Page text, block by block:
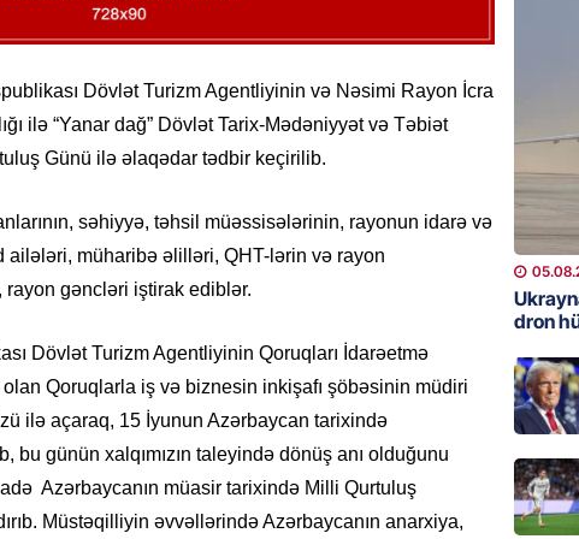
Dövlət Turizm Agentliyinin və Nəsimi Rayon İcra
ilə “Yanar dağ” Dövlət Tarix-Mədəniyyət və Təbiət
Günü ilə əlaqədar tədbir keçirilib.
səhiyyə, təhsil müəssisələrinin, rayonun idarə və
ailələri, müharibə əlilləri, QHT-lərin və rayon
gəncləri iştirak ediblər.
Dövlət Turizm Agentliyinin Qoruqları İdarəetmə
Qoruqlarla iş və biznesin inkişafı şöbəsinin müdiri
ilə açaraq, 15 İyunun Azərbaycan tarixində
bu günün xalqımızın taleyində dönüş anı olduğunu
Azərbaycanın müasir tarixində Milli Qurtuluş
Müstəqilliyin əvvəllərində Azərbaycanın anarxiya,
İDMAN
Bu
DÜNYA
dron